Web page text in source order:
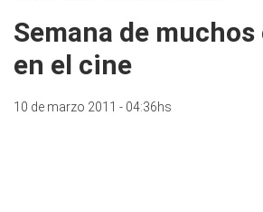
Semana de
en el cine
10 de marzo 2011 - 04:36hs